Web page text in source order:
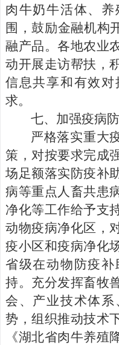
肉牛奶牛活体、
围，鼓励金融机构
融产品。各地农业
动开展走访帮扶，
信息共享和有效
求。
七、 加强疫病
严格落实重大
策，对按要求完成
场足额落实防疫补
病等重点人畜共患
净化等工作给予支
动物疫病净化区，
疫小区和疫病净化
省级在动物防疫
持。 充分发挥畜牧
会、产业技术体
势，组织推动技术
《湖北省肉牛养殖